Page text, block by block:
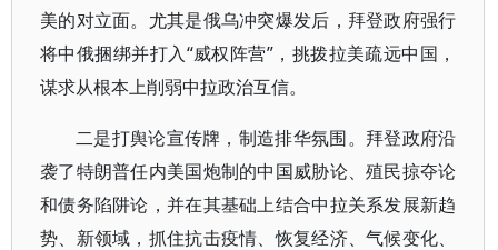
美的对立面。尤其是俄乌冲突爆发后，拜登政府强行
将中俄捆绑并打入“威权阵营”，挑拨拉美疏远中国，
谋求从根本上削弱中拉政治互信。
二是打舆论宣传牌，制造排华氛围。拜登政府沿
袭了特朗普任内美国炮制的中国威胁论、殖民掠夺论
和债务陷阱论，并在其基础上结合中拉关系发展新趋
势、新领域，抓住抗击疫情、恢复经济、气候变化、